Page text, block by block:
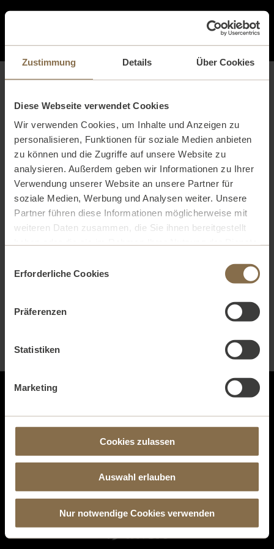
Zustimmung Details Über Cookies
Diese Webseite verwendet Cookies
Wir verwenden Cookies, um Inhalte und Anzeigen zu
personalisieren, Funktionen für soziale Medien anbieten
zu können und die Zugriffe auf unsere Website zu
analysieren. Außerdem geben wir Informationen zu Ihrer
Verwendung unserer Website an unsere Partner für
soziale Medien, Werbung und Analysen weiter. Unsere
Partner führen diese Informationen möglicherweise mit
weiteren Daten zusammen, die Sie ihnen bereitgestellt
unsererDatenschutzerklärung.
Erforderliche Cookies
Präferenzen
Statistiken
Marketing
Cookies zulassen
Auswahl erlauben
Nur notwendige Cookies verwenden
0
IHR WARENKORB
Sie haben noch keine Artikel in Ihrem Warenkorb.
weitere artikel
Datenschutzerklärung AGB
Vertrag widerrufen
eCommerce-System by